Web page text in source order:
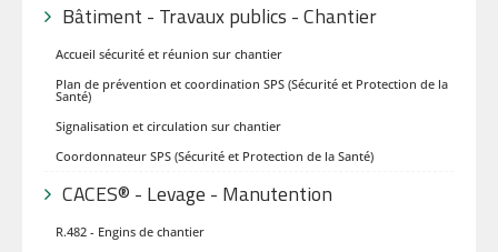
Bâtiment - Travaux publics - Chantier
Accueil sécurité et réunion sur chantier
Plan de prévention et coordination SPS (Sécurité et Protection de la
Santé)
Signalisation et circulation sur chantier
Coordonnateur SPS (Sécurité et Protection de la Santé)
CACES® - Levage - Manutention
R.482 - Engins de chantier